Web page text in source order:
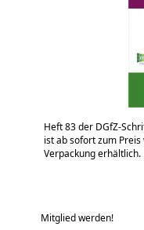
Heft 83 der DGfZ-
ist ab sofort zum
Verpackung erhältlich.
Mitglied werden!